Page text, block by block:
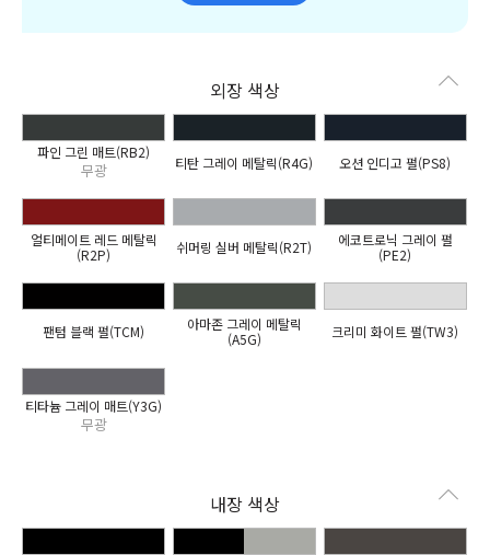
외장 색상
파인 그린 매트(RB2)
무광 티탄 그레이 메탈릭(R4G) 오션 인디고 펄(PS8)
얼티메이트 레드 메탈릭
(R2P)
쉬머링 실버 메탈릭(R2T)
에코트로닉 그레이 펄
(PE2)
팬텀 블랙 펄(TCM)
아마존 그레이 메탈릭
(A5G)
크리미 화이트 펄(TW3)
티타늄 그레이 매트(Y3G)
무광
내장 색상